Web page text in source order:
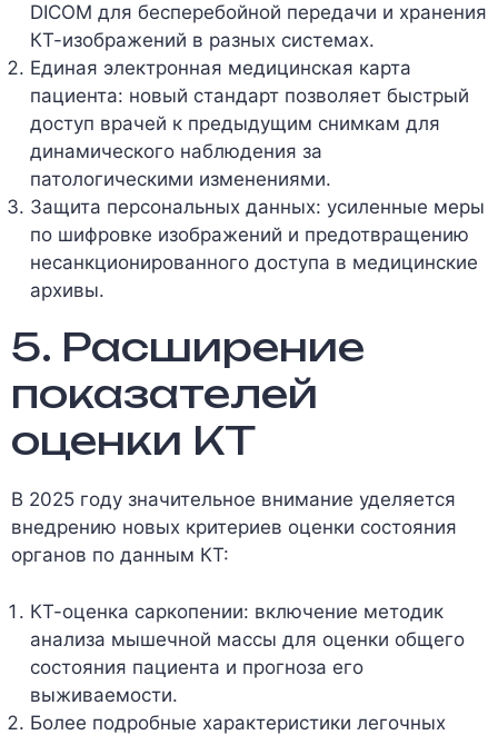
DICOM для бесперебойной передачи и хранения
КТ-изображений в разных системах.
Единая электронная медицинская карта
пациента: новый стандарт позволяет быстрый
доступ врачей к предыдущим снимкам для
динамического наблюдения за
патологическими изменениями.
Защита персональных данных: усиленные меры
по шифровке изображений и предотвращению
несанкционированного доступа в медицинские
архивы.
5. Расширение
показателей
оценки КТ
В 2025 году значительное внимание уделяется
внедрению новых критериев оценки состояния
органов по данным КТ:
КТ-оценка саркопении: включение методик
анализа мышечной массы для оценки общего
состояния пациента и прогноза его
выживаемости.
Более подробные характеристики легочных